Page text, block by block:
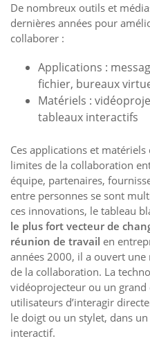
De nombreux outils et
dernières années pour
collaborer :
Applications :
fichier, bureaux
Matériels :
tableaux interactifs
Ces applications et
limites de la collaboration
équipe, partenaires,
entre personnes se sont
ces innovations, le tableau
le plus fort vecteur de
réunion de travail en
années 2000, il a ouvert
de la collaboration. La
vidéoprojecteur ou un
utilisateurs d’interagir
le doigt ou un stylet, dans
interactif.